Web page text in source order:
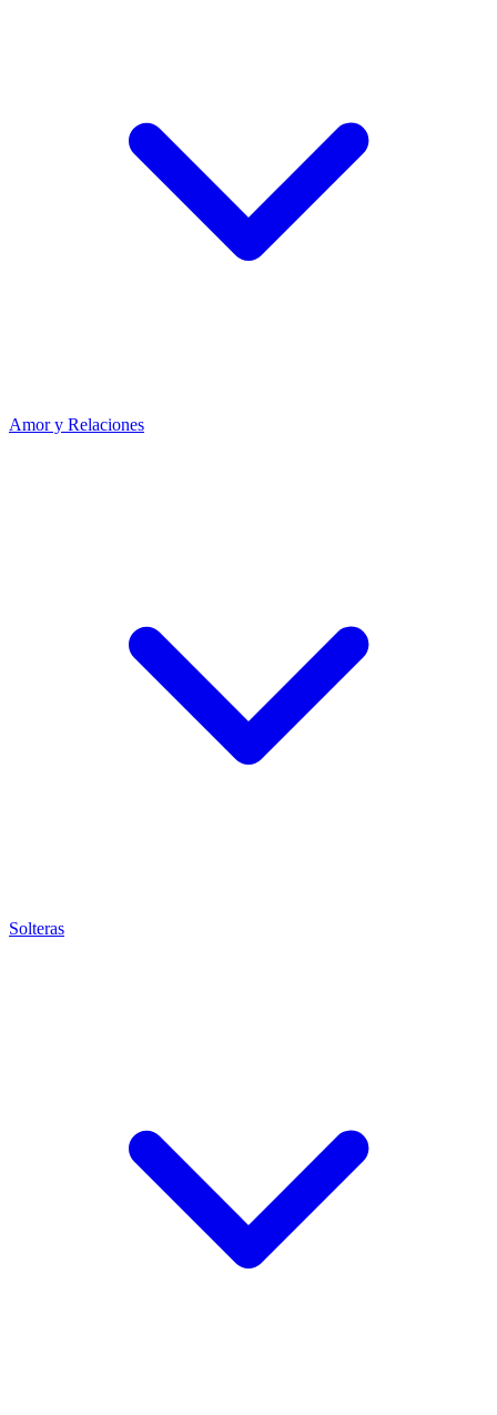
Amor y Relaciones
Solteras